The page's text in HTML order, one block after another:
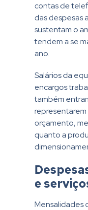
contas de
das despesas
sustentam o
tendem a se
ano.
Salários da
encargos
também
orçamento,
quanto a
e
Mensalidades